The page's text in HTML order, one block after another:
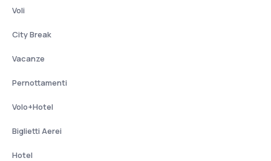
Voli
City Break
Vacanze
Pernottamenti
Volo+Hotel
Biglietti Aerei
Hotel